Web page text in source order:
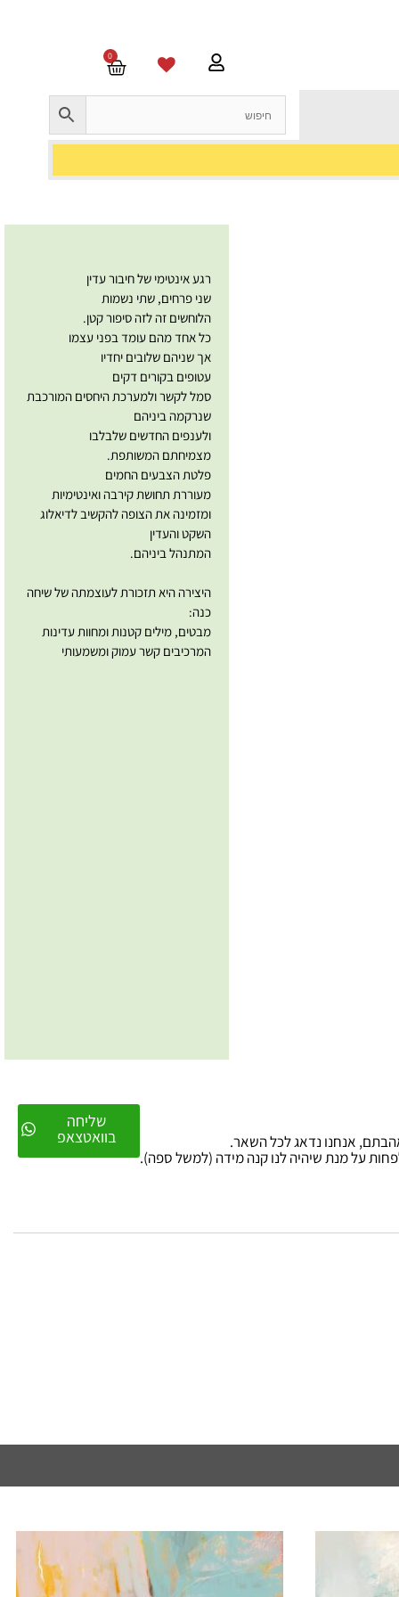
0
רגע אינטימי של חיבור עדין
שני פרחים, שתי נשמות
הלוחשים זה לזה סיפור קטן.
כל אחד מהם עומד בפני עצמו
אך שניהם שלובים יחדיו
עטופים בקורים דקים
סמל לקשר ולמערכת היחסים המורכבת
שנרקמה ביניהם
ולענפים החדשים שלבלבו
מצמיחתם המשותפת.
פלטת הצבעים החמים
מעוררת תחושת קירבה ואינטימיות
ומזמינה את הצופה להקשיב לדיאלוג
השקט והעדין
המתנהל ביניהם.
היצירה היא תזכורת לעוצמתה של שיחה
כנה:
מבטים, מילים קטנות ומחוות עדינות
המרכיבים קשר עמוק ומשמעותי
שליחה
בוואטצאפ
על מנת שיהיה לנו קנה מידה (למשל ספה).